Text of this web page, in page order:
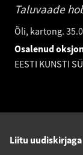
Taluvaade
Õli, kartong.
Osalenud
EESTI KUNSTI
Liitu uudiskirjaga